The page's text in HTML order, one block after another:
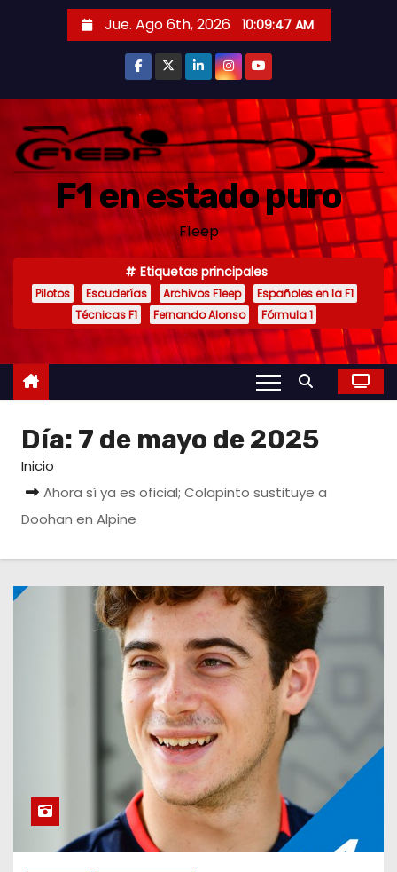
i
Jue. Ago 6th, 2026 10:09:49 AM
F1 en estado puro
F1eep
Etiquetas principales
Pilotos Escuderías Archivos F1eep
Españoles en la F1
Técnicas F1
Fernando Alonso Fórmula 1
Día: 7 de mayo de 2025
Inicio
Ahora sí ya es oficial; Colapinto sustituye a
Doohan en Alpine